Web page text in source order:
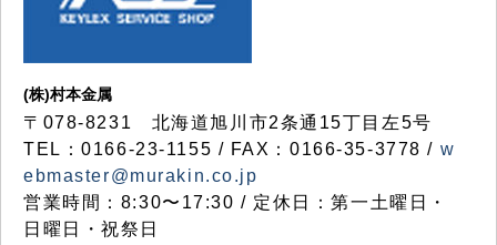
(株)村本金属
〒078-8231 北海道旭川市2条通15丁目左5号
TEL：0166-23-1155 / FAX：0166-35-3778 / w
ebmaster@murakin.co.jp
営業時間：8:30〜17:30 / 定休日：第一土曜日・
日曜日・祝祭日